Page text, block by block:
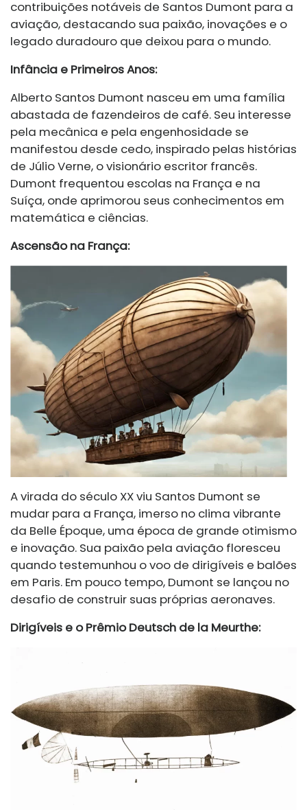
contribuições notáveis de Santos Dumont para a
aviação, destacando sua paixão, inovações e o
legado duradouro que deixou para o mundo.
Infância e Primeiros Anos:
Alberto Santos Dumont nasceu em uma família
abastada de fazendeiros de café. Seu interesse
pela mecânica e pela engenhosidade se
manifestou desde cedo, inspirado pelas histórias
de Júlio Verne, o visionário escritor francês.
Dumont frequentou escolas na França e na
Suíça, onde aprimorou seus conhecimentos em
matemática e ciências.
Ascensão na França:
A virada do século XX viu Santos Dumont se
mudar para a França, imerso no clima vibrante
da Belle Époque, uma época de grande otimismo
e inovação. Sua paixão pela aviação floresceu
quando testemunhou o voo de dirigíveis e balões
em Paris. Em pouco tempo, Dumont se lançou no
desafio de construir suas próprias aeronaves.
Dirigíveis e o Prêmio Deutsch de la Meurthe: